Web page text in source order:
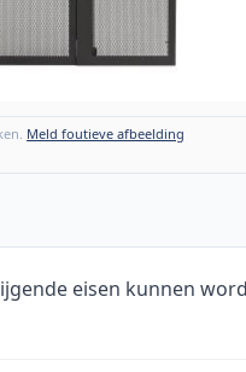
Meld foutieve afbeelding
eisen kunnen